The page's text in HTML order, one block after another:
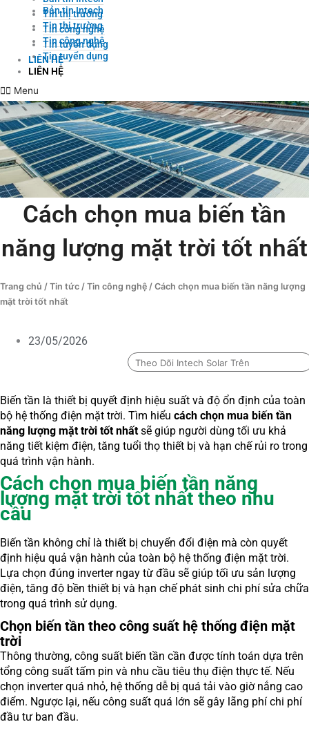
Bản tin Intech
Tin thị trường
Tin công nghệ
Tin tuyển dụng
LIÊN HỆ
Menu
Tin thị trường
Tin công nghệ
Tin tuyển dụng
LIÊN HỆ
Cách chọn mua biến tần
năng lượng mặt trời tốt nhất
Trang chủ / Tin tức / Tin công nghệ / Cách chọn mua biến tần năng lượng
mặt trời tốt nhất
23/05/2026
Theo Dõi Intech Solar Trên
Biến tần là thiết bị quyết định hiệu suất và độ ổn định của toàn
bộ hệ thống điện mặt trời. Tìm hiểu cách chọn mua biến tần
năng lượng mặt trời tốt nhất sẽ giúp người dùng tối ưu khả
năng tiết kiệm điện, tăng tuổi thọ thiết bị và hạn chế rủi ro trong
quá trình vận hành.
Cách chọn mua biến tần năng
lượng mặt trời tốt nhất theo nhu
cầu
Biến tần không chỉ là thiết bị chuyển đổi điện mà còn quyết
định hiệu quả vận hành của toàn bộ hệ thống điện mặt trời.
Lựa chọn đúng inverter ngay từ đầu sẽ giúp tối ưu sản lượng
điện, tăng độ bền thiết bị và hạn chế phát sinh chi phí sửa chữa
trong quá trình sử dụng.
Chọn biến tần theo công suất hệ thống điện mặt
trời
Thông thường, công suất biến tần cần được tính toán dựa trên
tổng công suất tấm pin và nhu cầu tiêu thụ điện thực tế. Nếu
chọn inverter quá nhỏ, hệ thống dễ bị quá tải vào giờ nắng cao
điểm. Ngược lại, nếu công suất quá lớn sẽ gây lãng phí chi phí
đầu tư ban đầu.